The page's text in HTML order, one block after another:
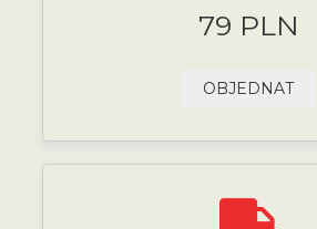
79 PLN
OBJEDNAT